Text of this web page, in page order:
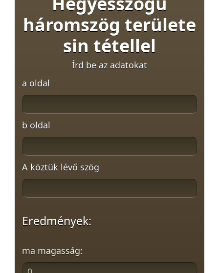
háromszög területe
sin tétellel
Írd be az adatokat
a oldal
b oldal
A köztük lévő szög
Eredmények:
ma magasság: